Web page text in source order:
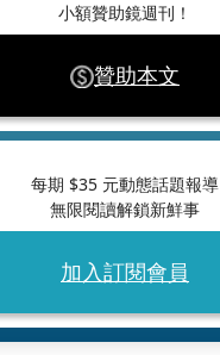
小額贊助鏡週刊！
贊助本文
每期 $35 元動態話題報導
無限閱讀解鎖新鮮事
加入訂閱會員